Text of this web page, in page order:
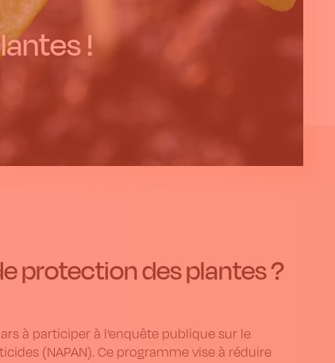
!
protection des plantes ?
à participer à l’enquête publique sur le
(NAPAN). Ce programme vise à réduire